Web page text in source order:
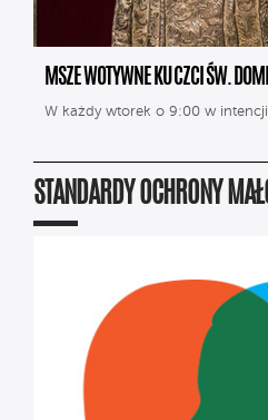
MSZE WOTYWNE KU CZCI ŚW.
W każdy wtorek o 9:00 w
STANDARDY OCHRONY